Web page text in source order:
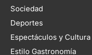
Sociedad
Deportes
Espectáculos y Cultura
Estilo Gastronomía